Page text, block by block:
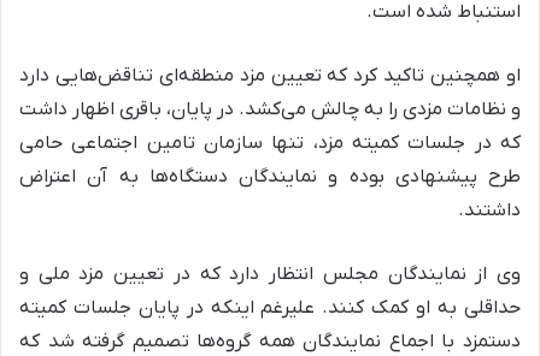
استنباط شده است.
او همچنین تاکید کرد که تعیین مزد منطقه‌ای تناقض‌هایی دارد
و نظامات مزدی را به چالش می‌کشد. در پایان، باقری اظهار داشت
که در جلسات کمیته مزد، تنها سازمان تامین اجتماعی حامی
طرح پیشنهادی بوده و نمایندگان دستگاه‌ها به آن اعتراض
داشتند.
وی از نمایندگان مجلس انتظار دارد که در تعیین مزد ملی و
حداقلی به او کمک کنند. علیرغم اینکه در پایان جلسات کمیته
دستمزد با اجماع نمایندگان همه گروه‌ها تصمیم گرفته شد که